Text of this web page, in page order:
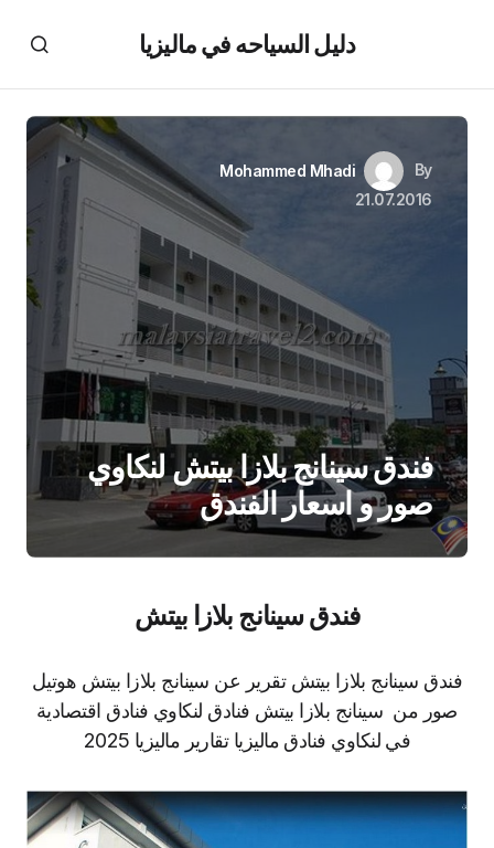
دليل السياحه في ماليزيا
By
Mohammed Mhadi
21.07.2016
فندق سينانج بلازا بيتش لنكاوي
صور و اسعار الفندق
فندق سينانج بلازا بيتش
فندق سينانج بلازا بيتش تقرير عن سينانج بلازا بيتش هوتيل
صور من سينانج بلازا بيتش فنادق لنكاوي فنادق اقتصادية
في لنكاوي فنادق ماليزيا تقارير ماليزيا 2025